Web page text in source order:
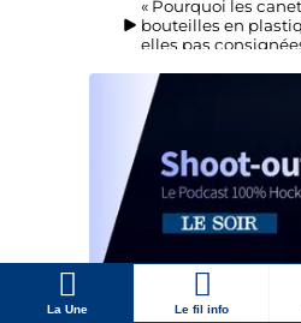
La Une Le fil info